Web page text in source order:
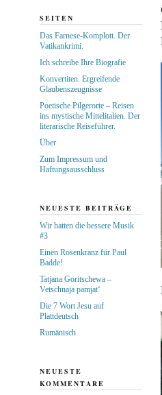
SEITEN
Das Farnese-Komplott. Der
Vatikankrimi.
Ich schreibe Ihre Biografie
Konvertiten. Ergreifende
Glaubenszeugnisse
Poetische Pilgerorte – Reisen
ins mystische Mittelitalien. Der
literarische Reiseführer.
Über
Zum Impressum und
Haftungsausschluss
NEUESTE BEITRÄGE
Wir hatten die bessere Musik
#3
Einen Rosenkranz für Paul
Badde!
Tatjana Goritschewa –
Vetschnaja pamjat‘
Die 7 Wort Jesu auf
Plattdeutsch
Rumänisch
NEUESTE
KOMMENTARE